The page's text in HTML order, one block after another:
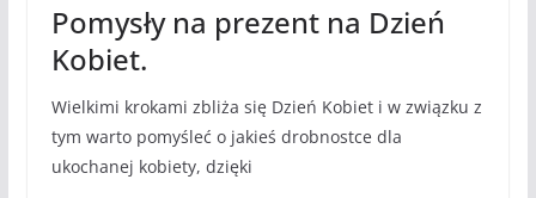
Pomysły na prezent na Dzień
Kobiet.
Wielkimi krokami zbliża się Dzień Kobiet i w związku z
tym warto pomyśleć o jakieś drobnostce dla
ukochanej kobiety, dzięki